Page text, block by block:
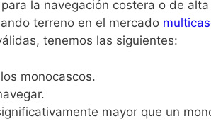
la navegación costera o de
terreno en el mercado
tenemos las siguientes:
monocascos.
mayor que un